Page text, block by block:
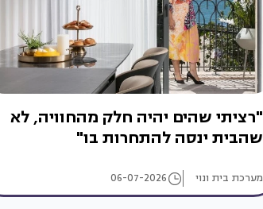
"רציתי שהים יהיה חלק מהחוויה, לא
שהבית ינסה להתחרות בו"
מערכת בית ונוי 06-07-2026